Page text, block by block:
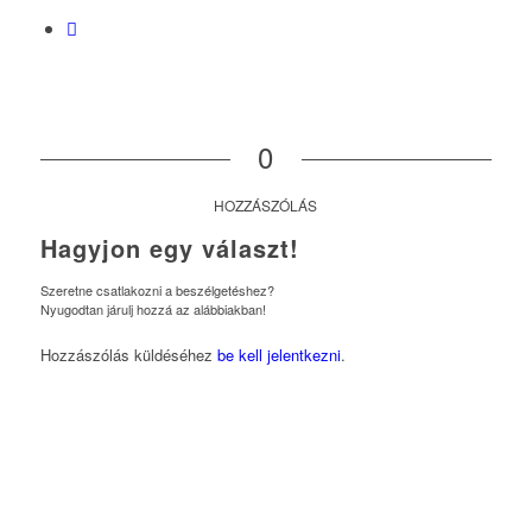
0
HOZZÁSZÓLÁS
Hagyjon egy választ!
Szeretne csatlakozni a beszélgetéshez?
Nyugodtan járulj hozzá az alábbiakban!
Hozzászólás küldéséhez be kell jelentkezni.